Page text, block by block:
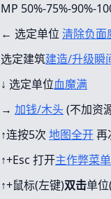
MP 50%-75%-90%-
← 选定单位 清除负面
选定建筑建造/升级瞬
↓ 选定单位血魔满
→ 加钱/木头(不加资
↑连按5次 地图全开再
↑+Esc 打开主作弊菜单
↑+鼠标(左键)双击单